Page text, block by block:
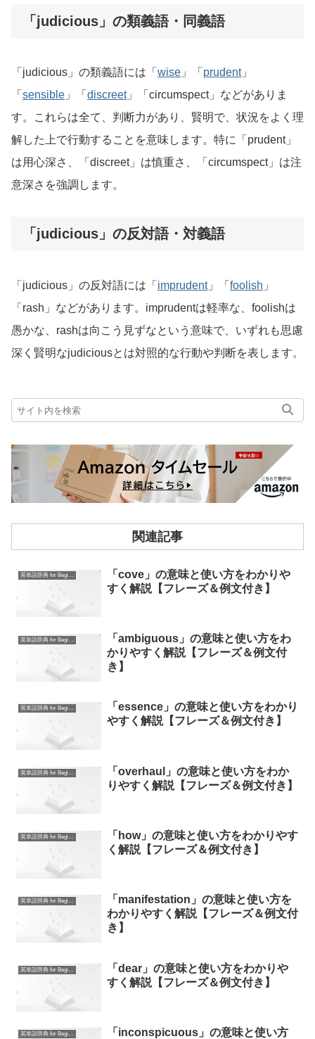
「judicious」の類義語・同義語
「judicious」の類義語には「 wise 」「 prudent」
「 sensible 」「 discreet」「circumspect」などがありま
す。これらは全て、判断力があり、賢明で、状況をよく理
解した上で行動することを意味します。特に「prudent」
は用心深さ、「discreet」は慎重さ、「circumspect」は注
意深さを強調します。
「judicious」の反対語・対義語
「judicious」の反対語には「 imprudent」「 foolish 」
「rash」などがあります。imprudentは軽率な、foolishは
愚かな、rashは向こう見ずなという意味で、いずれも思慮
深く賢明なjudiciousとは対照的な行動や判断を表します。
関連記事
英単語辞典 for Beginners
「cove」の意味と使い方をわかりや
すく解説【フレーズ＆例文付き】
英単語辞典 for Beginners
「ambiguous」の意味と使い方をわ
かりやすく解説【フレーズ＆例文付
き】
英単語辞典 for Beginners
「essence」の意味と使い方をわかり
やすく解説【フレーズ＆例文付き】
英単語辞典 for Beginners
「overhaul」の意味と使い方をわか
りやすく解説【フレーズ＆例文付き】
英単語辞典 for Beginners
「how」の意味と使い方をわかりやす
く解説【フレーズ＆例文付き】
英単語辞典 for Beginners
「manifestation」の意味と使い方を
わかりやすく解説【フレーズ＆例文付
き】
英単語辞典 for Beginners
「dear」の意味と使い方をわかりや
すく解説【フレーズ＆例文付き】
英単語辞典 for Beginners
「inconspicuous」の意味と使い方